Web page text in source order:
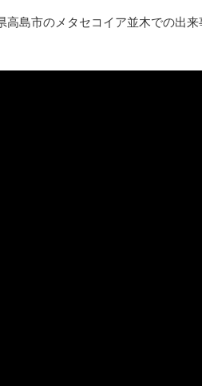
映画ちいかわ観に行ったので感想
島市のメタセコイア並木での出来